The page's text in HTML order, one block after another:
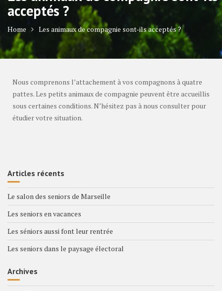
acceptés ?
Home Les animaux de compagnie sont-ils acceptés ?
Nous comprenons l’attachement à vos compagnons à quatre
pattes. Les petits animaux de compagnie peuvent être accueillis
sous certaines conditions. N’hésitez pas à nous consulter pour
étudier votre situation.
Articles récents
Le salon des seniors de Marseille
Les seniors en vacances
Les séniors aussi font leur rentrée
Les seniors dans le paysage électoral
Archives